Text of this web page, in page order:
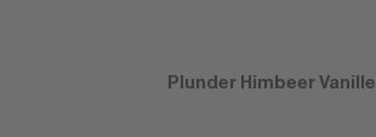
Plunder Himbeer Vanille